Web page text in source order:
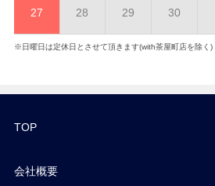
27 28 29 30
※日曜日は定休日とさせて頂きます(with茶屋町店を除く)
TOP
会社概要